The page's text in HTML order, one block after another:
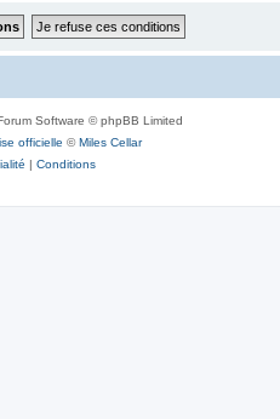
Software © phpBB Limited
officielle ©Miles Cellar
| Conditions